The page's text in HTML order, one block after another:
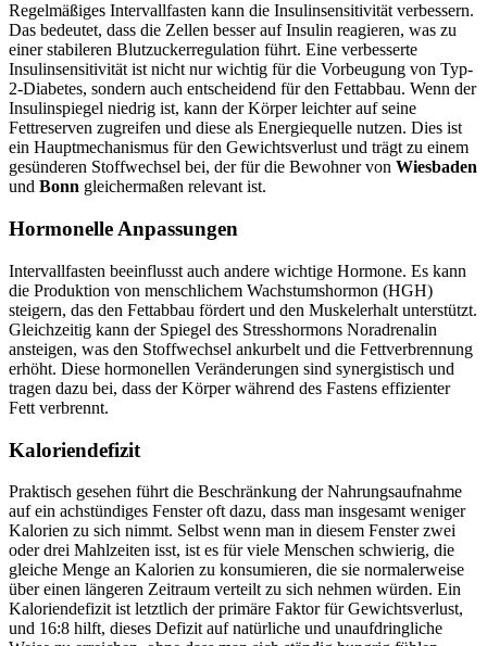
Regelmäßiges Intervallfasten kann die Insulinsensitivität verbessern.
Das bedeutet, dass die Zellen besser auf Insulin reagieren, was zu
einer stabileren Blutzuckerregulation führt. Eine verbesserte
Insulinsensitivität ist nicht nur wichtig für die Vorbeugung von Typ-
2-Diabetes, sondern auch entscheidend für den Fettabbau. Wenn der
Insulinspiegel niedrig ist, kann der Körper leichter auf seine
Fettreserven zugreifen und diese als Energiequelle nutzen. Dies ist
ein Hauptmechanismus für den Gewichtsverlust und trägt zu einem
gesünderen Stoffwechsel bei, der für die Bewohner von Wiesbaden
und Bonn gleichermaßen relevant ist.
Hormonelle Anpassungen
Intervallfasten beeinflusst auch andere wichtige Hormone. Es kann
die Produktion von menschlichem Wachstumshormon (HGH)
steigern, das den Fettabbau fördert und den Muskelerhalt unterstützt.
Gleichzeitig kann der Spiegel des Stresshormons Noradrenalin
ansteigen, was den Stoffwechsel ankurbelt und die Fettverbrennung
erhöht. Diese hormonellen Veränderungen sind synergistisch und
tragen dazu bei, dass der Körper während des Fastens effizienter
Fett verbrennt.
Kaloriendefizit
Praktisch gesehen führt die Beschränkung der Nahrungsaufnahme
auf ein achstündiges Fenster oft dazu, dass man insgesamt weniger
Kalorien zu sich nimmt. Selbst wenn man in diesem Fenster zwei
oder drei Mahlzeiten isst, ist es für viele Menschen schwierig, die
gleiche Menge an Kalorien zu konsumieren, die sie normalerweise
über einen längeren Zeitraum verteilt zu sich nehmen würden. Ein
Kaloriendefizit ist letztlich der primäre Faktor für Gewichtsverlust,
und 16:8 hilft, dieses Defizit auf natürliche und unaufdringliche